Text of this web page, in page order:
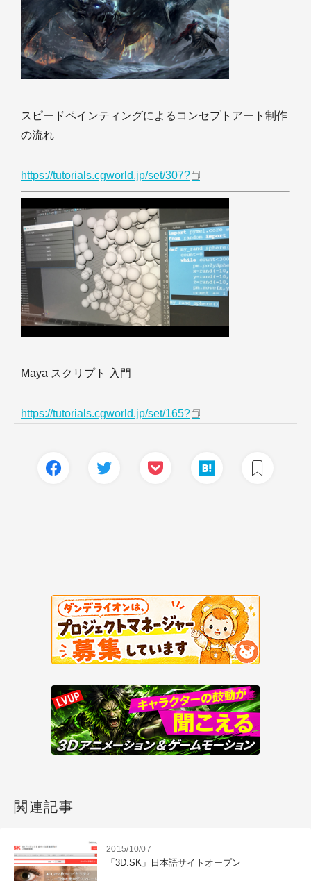
スピードペインティングによるコンセプトアート制作
の流れ
https://tutorials.cgworld.jp/set/307?
Maya スクリプト 入門
https://tutorials.cgworld.jp/set/165?
関連記事
2015/10/07
「3D.SK」日本語サイトオープン